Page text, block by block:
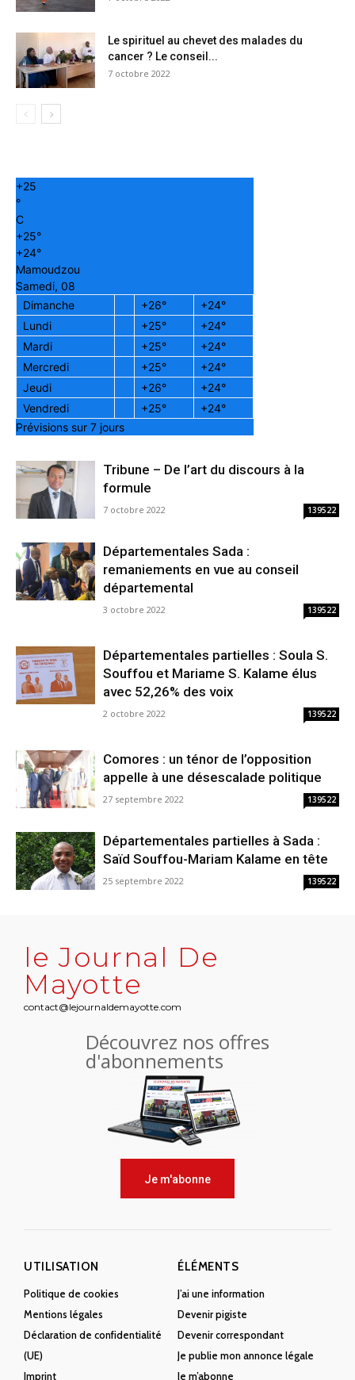
Le spirituel au chevet des malades du
cancer ? Le conseil...
7 octobre 2022
+25
°
C
+25°
+24°
Mamoudzou
Samedi, 08
Dimanche
+26° +24°
Lundi
+25° +24°
Mardi
+25° +24°
Mercredi
+25° +24°
Jeudi
+26° +24°
Vendredi
+25° +24°
Prévisions sur 7 jours
Tribune – De l’art du discours à la
formule
7 octobre 2022 139522
Départementales Sada :
remaniements en vue au conseil
départemental
3 octobre 2022 139522
Départementales partielles : Soula S.
Souffou et Mariame S. Kalame élus
avec 52,26% des voix
2 octobre 2022 139522
Comores : un ténor de l’opposition
appelle à une désescalade politique
27 septembre 2022 139522
Départementales partielles à Sada :
Saïd Souffou-Mariam Kalame en tête
25 septembre 2022 139522
le Journal De
Mayotte
contact@lejournaldemayotte.com
Découvrez nos offres
d'abonnements
Je m'abonne
UTILISATION
Politique de cookies
Mentions légales
Déclaration de confidentialité
(UE)
Imprint
ÉLÉMENTS
J’ai une information
Devenir pigiste
Devenir correspondant
Je publie mon annonce légale
Je m’abonne